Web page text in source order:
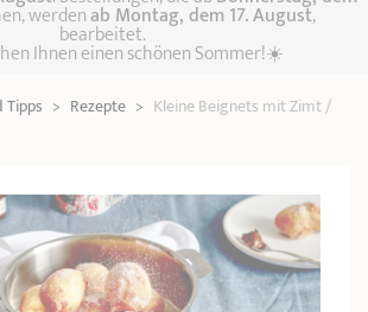
Sauteusen Crêpepfannen
Schmortöpfe,
Fleischtöpfe Suppentöpfe
Kochgeschirr Set
Nudeltöpfe Plancha-
Grillplatten
Espressokocher Teekannen
werdenab Montag, dem 17. August,
bearbeitet.
Ihnen einen schönen Sommer!☀️
Tipps > Rezepte > Kleine Beignets mit Zimt /